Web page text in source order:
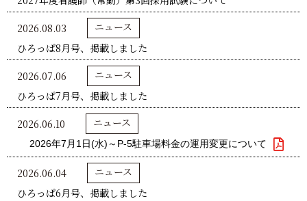
2026.08.03
ニュース
ひろっぱ8月号、掲載しました
2026.07.06
ニュース
ひろっぱ7月号、掲載しました
2026.06.10 ニュース
2026年7月1日(水)～P-5駐車場料金の運用変更について
2026.06.04
ニュース
ひろっぱ6月号、掲載しました